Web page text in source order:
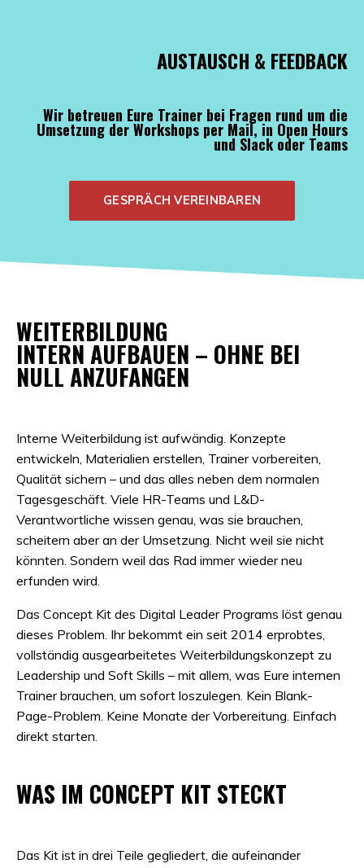
AUSTAUSCH & FEEDBACK
Wir betreuen Eure Trainer bei Fragen rund um die
Umsetzung der Workshops per Mail, in Open Hours
und Slack oder Teams
GESPRÄCH VEREINBAREN
WEITERBILDUNG
INTERN AUFBAUEN – OHNE BEI
NULL ANZUFANGEN
Interne Weiterbildung ist aufwändig. Konzepte
entwickeln, Materialien erstellen, Trainer vorbereiten,
Qualität sichern – und das alles neben dem normalen
Tagesgeschäft. Viele HR-Teams und L&D-
Verantwortliche wissen genau, was sie brauchen,
scheitern aber an der Umsetzung. Nicht weil sie nicht
könnten. Sondern weil das Rad immer wieder neu
erfunden wird.
Das Concept Kit des Digital Leader Programs löst genau
dieses Problem. Ihr bekommt ein seit 2014 erprobtes,
vollständig ausgearbeitetes Weiterbildungskonzept zu
Leadership und Soft Skills – mit allem, was Eure internen
Trainer brauchen, um sofort loszulegen. Kein Blank-
Page-Problem. Keine Monate der Vorbereitung. Einfach
direkt starten.
WAS IM CONCEPT KIT STECKT
Das Kit ist in drei Teile gegliedert, die aufeinander